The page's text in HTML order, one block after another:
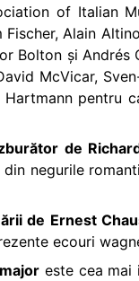
of Italian
Fischer, Alain
Bolton și
McVicar,
pentru
de
negurile
de Ernest
ecouri
este cea mai